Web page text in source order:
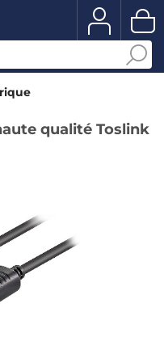
qualité Toslink